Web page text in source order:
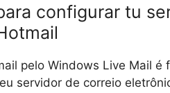
configurar tu
pelo Windows Live Mail
servidor de correio